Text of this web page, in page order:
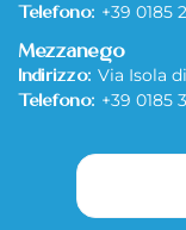
Telefono: +39 0185
Mezzanego
Indirizzo: Via Isola
Telefono: +39 0185